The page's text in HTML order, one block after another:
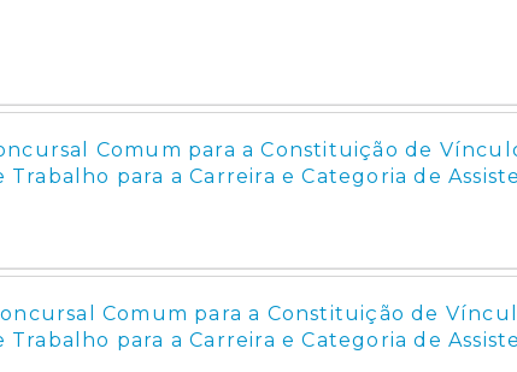
Comum para a Constituição de
Trabalho para a Carreira e Categoria de
Comum para a Constituição de
Trabalho para a Carreira e Categoria de